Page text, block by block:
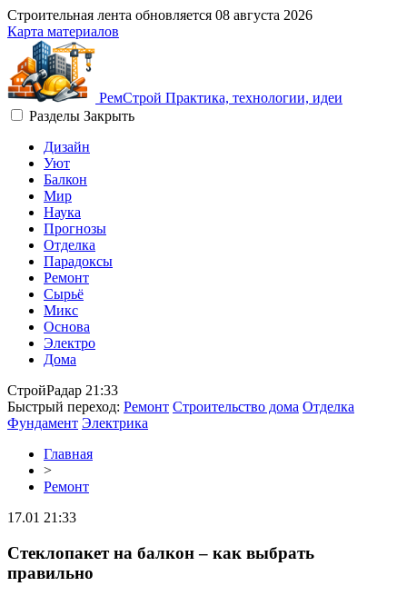
Строительная лента обновляется 08 августа 2026
Карта материалов
РемСтрой Практика, технологии, идеи
Разделы Закрыть
Дизайн
Уют
Балкон
Мир
Наука
Прогнозы
Отделка
Парадоксы
Ремонт
Сырьё
Микс
Основа
Электро
Дома
СтройРадар 21:33
Быстрый переход: Ремонт Строительство дома Отделка
Фундамент Электрика
Главная
>
Ремонт
17.01 21:33
Стеклопакет на балкон – как выбрать
правильно